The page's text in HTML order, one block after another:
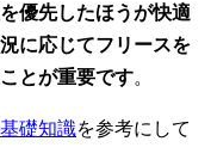
優先したほうが快適
に応じてフリースを
とが重要です。
礎知識を参考にして